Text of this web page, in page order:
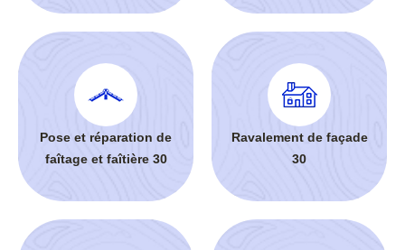
Pose et réparation de
faîtage et faîtière 30
Ravalement de façade
30